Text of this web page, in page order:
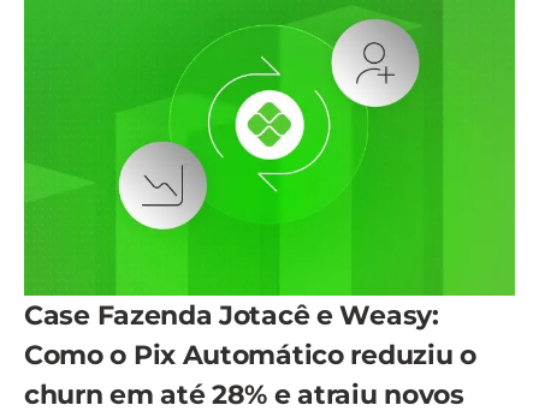
Case Fazenda Jotacê e Weasy:
Como o Pix Automático reduziu o
churn em até 28% e atraiu novos